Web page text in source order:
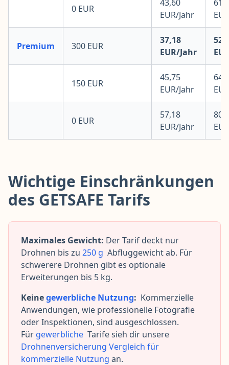
0 EUR
43,60
EUR/Jahr
Premium 300 EUR
37,18
EUR/Jahr
150 EUR
45,75
EUR/Jahr
0 EUR
57,18
EUR/Jahr
Wichtige Einschränkungen
des GETSAFE Tarifs
Maximales Gewicht: Der Tarif deckt nur
Drohnen bis zu 250 g Abfluggewicht ab. Für
schwerere Drohnen gibt es optionale
Erweiterungen bis 5 kg.
Keinegewerbliche Nutzung: Kommerzielle
Anwendungen, wie professionelle Fotografie
oder Inspektionen, sind ausgeschlossen.
Für gewerbliche Tarife sieh dir unsere
Drohnenversicherung Vergleich für
kommerzielle Nutzung an.